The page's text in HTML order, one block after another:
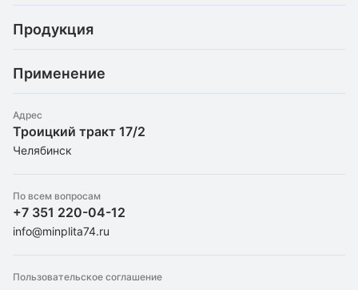
Услуги
Доставка и оплата
О компании
Утеплители оптом
Контакты
Продукция
Базальтовая теплоизоляция
Штапельное стекловолокно
Экструдированный пенополистирол
Пенопласт
Применение
Для бани/сауны
Для вентиляции
Для камина
Для металлических дверей
Для перегородок
Для пола
Для теплого пола
Адрес
Троицкий тракт 17/2
Челябинск
По всем вопросам
+7 351 220-04-12
info@minplita74.ru
Пользовательское соглашение